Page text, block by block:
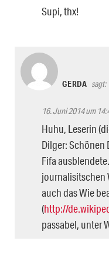
Supi, thx!
GERDA sagt:
16. Juni 2014 um
Huhu, Leserin
Dilger: Schönen
Fifa
journalisitschen
auch das Wie
(http://
passabel, unter